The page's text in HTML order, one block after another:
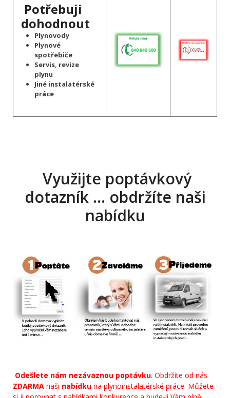
Potřebuji
dohodnout
Plynovody
Plynové
spotřebiče
Servis, revize
plynu
Jiné instalatérské
práce
Využijte poptávkový
dotazník … obdržíte naši
nabídku
Odešlete nám nezávaznou poptávku. Obdržíte od nás
ZDARMA naši nabídku na plynoinstalatérské práce. Můžete